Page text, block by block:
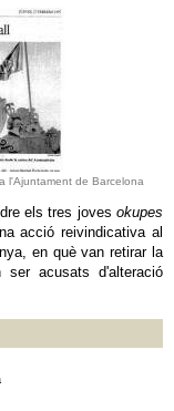
l'Ajuntament de Barcelona
els tres joves okupes
acció reivindicativa al
en què van retirar la
acusats d'alteració